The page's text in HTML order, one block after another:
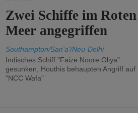
Zwei Schiffe im Roten
Meer angegriffen
Southampton/San'a'/Neu-Delhi
Indisches Schiff "Faize Noore Oliya"
gesunken, Houthis behaupten Angriff auf
"NCC Wafa"